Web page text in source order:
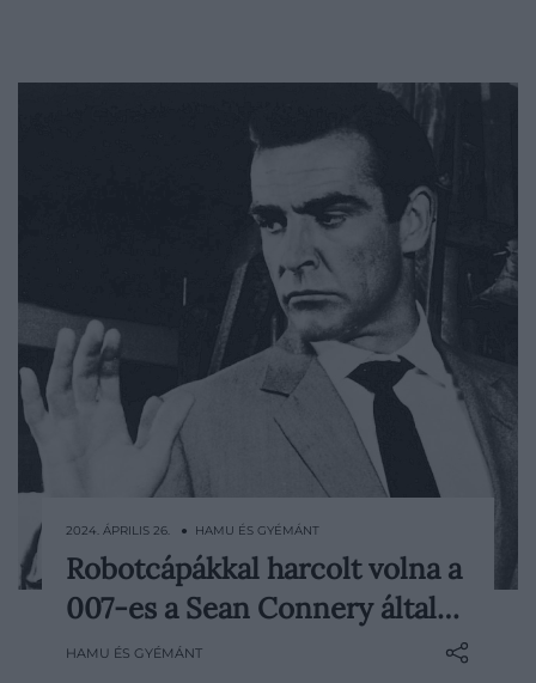
Sean Connery nemcsak színészként bújt
a 007-es ügynök bőrébe, de egyszer
forgatókönyvet is írt egy James Bond-
filmhez. Terve örökre a fiókban maradt, és
2024. ÁPRILIS 26. ● HAMU ÉS GYÉMÁNT
Robotcápákkal harcolt volna a
007-es a Sean Connery által…
HAMU ÉS GYÉMÁNT